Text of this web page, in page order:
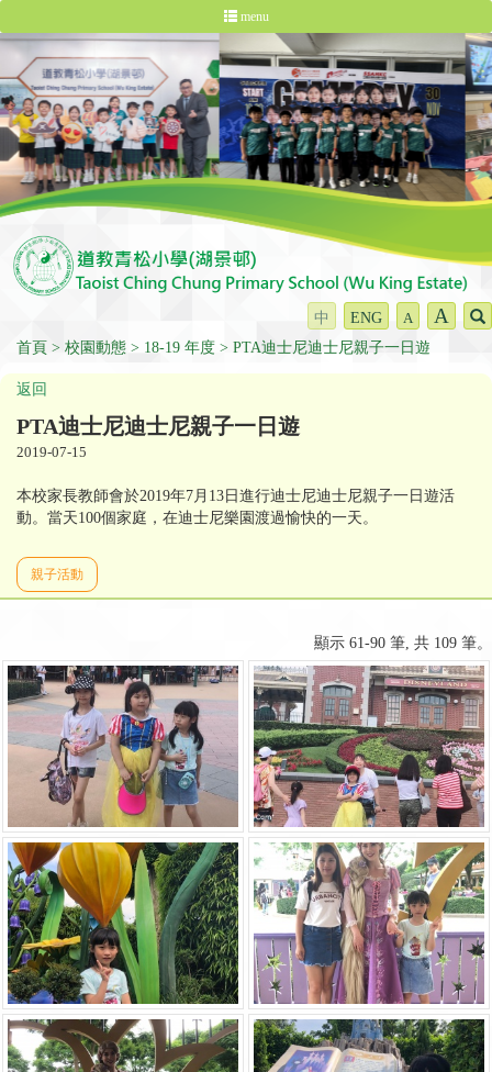
menu
中 ENG A A
首頁 校園動態 18-19 年度 PTA迪士尼迪士尼親子一日遊
返回
PTA迪士尼迪士尼親子一日遊
2019-07-15
本校家長教師會於2019年7月13日進行迪士尼迪士尼親子一日遊活
動。當天100個家庭，在迪士尼樂園渡過愉快的一天。
親子活動
顯示 61-90 筆, 共 109 筆。